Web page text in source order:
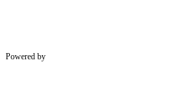
Powered by